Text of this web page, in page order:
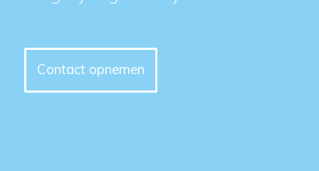
Contact opnemen